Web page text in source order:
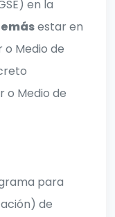
en la
estar en
o Medio de
o Medio de
para
de